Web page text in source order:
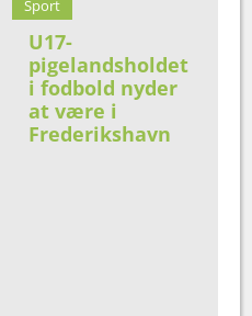
Sport
U17-
pigelandsholdet
i fodbold nyder
at være i
Frederikshavn